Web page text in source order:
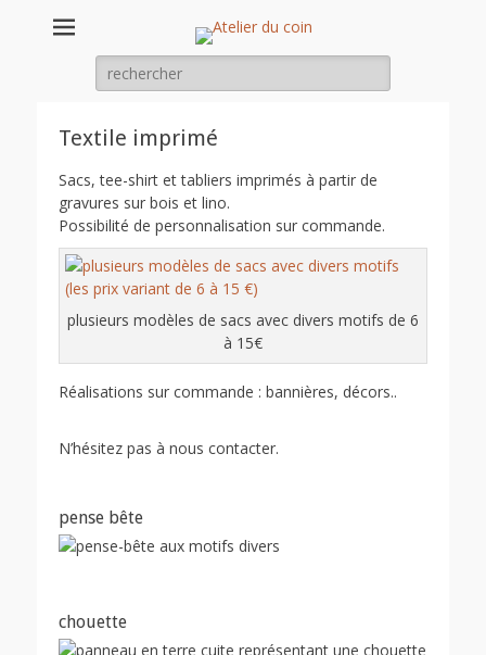
Atelier du coin
un atelier chantier d'insertion de l'association Arc en ciel
Rechercher :
Textile imprimé
Sacs, tee-shirt et tabliers imprimés à partir de
gravures sur bois et lino.
Possibilité de personnalisation sur commande.
plusieurs modèles de sacs avec divers motifs de 6
à 15€
Réalisations sur commande : bannières, décors..
N’hésitez pas à nous contacter.
pense bête
chouette